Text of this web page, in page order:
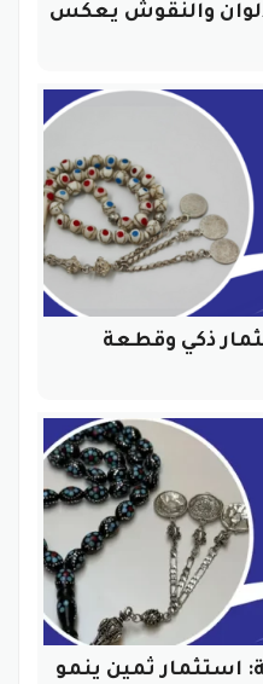
والنقوش يعكس
ذكي وقطعة
استثمار ثمين ينمو